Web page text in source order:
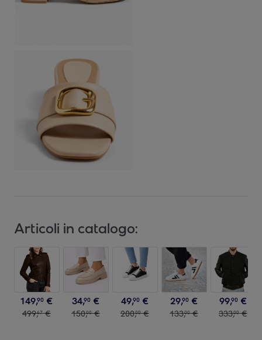
Articoli in catalogo:
149,90 €
499,67 €
34,90 €
150,00 €
49,90 €
200,00 €
29,90 €
133,00 €
99,90 €
333,00 €